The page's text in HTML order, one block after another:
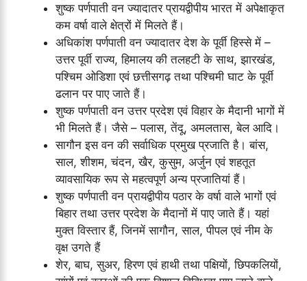
शुष्क पर्णपाती वन ज्यादातर प्रायद्वीपीय भारत में अपेक्षाकृत
कम वर्षा वाले क्षेत्रों में मिलते हैं।
अधिकांश पर्णपाती वन ज्यादातर देश के पूर्वी हिस्से में –
उत्तर पूर्वी राज्य, हिमालय की तलहटी के साथ, झारखंड,
पश्चिम ओडिशा एवं छत्तीसगढ़ तथा पश्चिमी घाट के पूर्वी
ढलान पर पाए जाते हैं।
शुष्क पर्णपाती वन उत्तर प्रदेश एवं विहार के मैदानी भागों में
भी मिलते हैं। जैसे – पलास, तेंदू, अमलतास, बेल आदि।
सागौन इस वन की सर्वाधिक प्रमुख प्रजाति है। बांस,
साल, शीशम, चंदन, खैर, कुसुम, अर्जुन एवं शहतूत
व्यावसायिक रूप से महत्वपूर्ण अन्य प्रजातियां हैं।
शुष्क पर्णपाती वन प्रायद्वीपीय पठार के वर्षा वाले भागों एवं
बिहार तथा उत्तर प्रदेश के मैदानों में पाए जाते हैं। यहां
मुक्त विस्तार हैं, जिनमें सागौन, साल, पीपल एवं नीम के
वृक्ष उगते हैं
शेर, बाघ, सुअर, हिरण एवं हाथी तथा पक्षियों, छिपकलियों,